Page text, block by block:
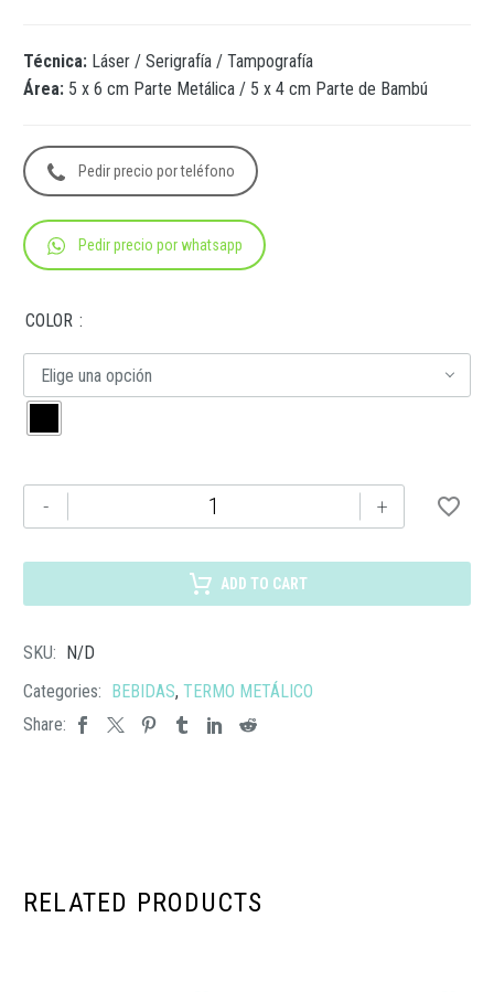
Técnica: Láser / Serigrafía / Tampografía
Área: 5 x 6 cm Parte Metálica / 5 x 4 cm Parte de Bambú
Pedir precio por teléfono
Pedir precio por whatsapp
COLOR
Elige una opción
-
109
cantidad
+
ADD TO CART
SKU: N/D
Categories: BEBIDAS, TERMO METÁLICO
Share:
RELATED PRODUCTS